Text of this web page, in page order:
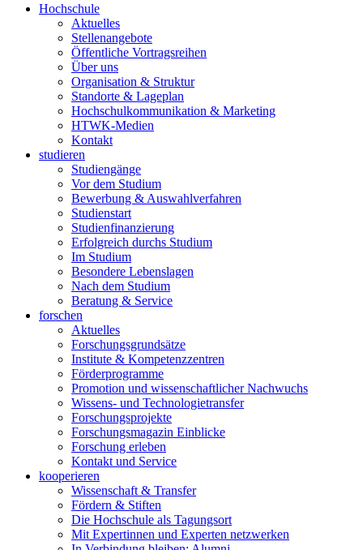
Hochschule
Aktuelles
Stellenangebote
Öffentliche Vortragsreihen
Über uns
Organisation & Struktur
Standorte & Lageplan
Hochschulkommunikation & Marketing
HTWK-Medien
Kontakt
studieren
Studiengänge
Vor dem Studium
Bewerbung & Auswahlverfahren
Studienstart
Studienfinanzierung
Erfolgreich durchs Studium
Im Studium
Besondere Lebenslagen
Nach dem Studium
Beratung & Service
forschen
Aktuelles
Forschungsgrundsätze
Institute & Kompetenzzentren
Förderprogramme
Promotion und wissenschaftlicher Nachwuchs
Wissens- und Technologietransfer
Forschungsprojekte
Forschungsmagazin Einblicke
Forschung erleben
Kontakt und Service
kooperieren
Wissenschaft & Transfer
Fördern & Stiften
Die Hochschule als Tagungsort
Mit Expertinnen und Experten netzwerken